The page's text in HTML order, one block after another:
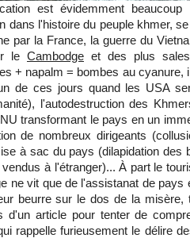
est évidemment
dans l'histoire du peuple khmer,
par la France, la guerre du
le Cambodge et des plus
+ napalm = bombes au cyanure,
de ces jours quand les USA
l'autodestruction des
transformant le pays en un
de nombreux dirigeants
à sac du pays (dilapidation des
à l'étranger)... À part le
ne vit que de l'assistanat de pays
beurre sur le dos de la misère,
d'un article pour tenter de
rappelle furieusement le délire